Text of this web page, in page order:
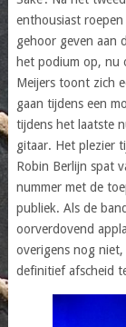
enthousiast
gehoor geven aan
het podium op, nu
Meijers toont zich
gaan tijdens een
tijdens het laatste
gitaar. Het plezier
Robin Berlijn spat
nummer met de
publiek. Als de
oorverdovend
overigens nog
definitief afscheid